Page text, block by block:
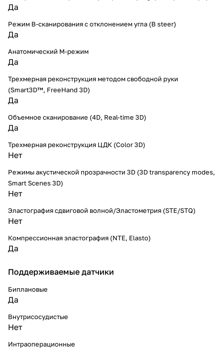
Да
Режим B-сканирования с отклонением угла (B steer)
Да
Анатомический М-режим
Да
Трехмерная реконструкция методом свободной руки
(Smart3D™, FreeHand 3D)
Да
Объемное сканирование (4D, Real-time 3D)
Да
Трехмерная реконструкция ЦДК (Color 3D)
Нет
Режимы акустической прозрачности 3D (3D transparency modes,
Smart Scenes 3D)
Нет
Эластография сдвиговой волной/Эластометрия (STE/STQ)
Нет
Компрессионная эластография (NTE, Elasto)
Да
Поддерживаемые датчики
Биплановые
Да
Внутрисосудистые
Нет
Интраоперационные